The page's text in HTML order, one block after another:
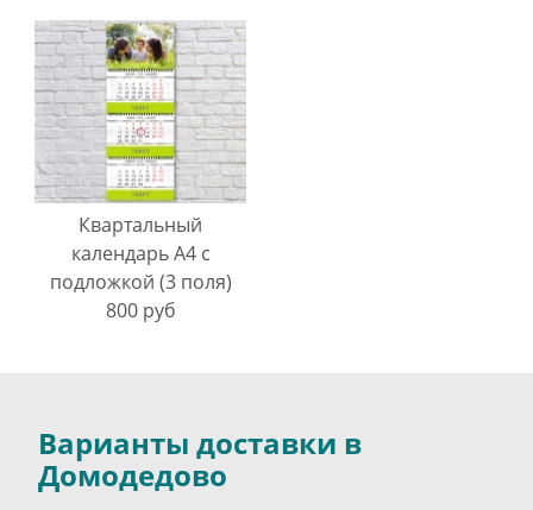
Квартальный
календарь А4 с
подложкой (3 поля)
800 руб
Варианты доставки в
Домодедово